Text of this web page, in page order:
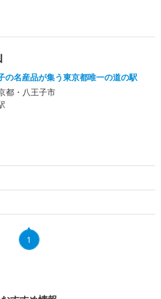
の名産品が集う東京都唯一の道の駅
都・八王子市
1